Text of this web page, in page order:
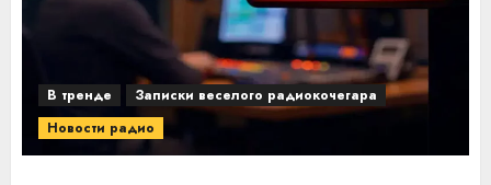
В тренде
Записки веселого радиокочегара
Новости радио